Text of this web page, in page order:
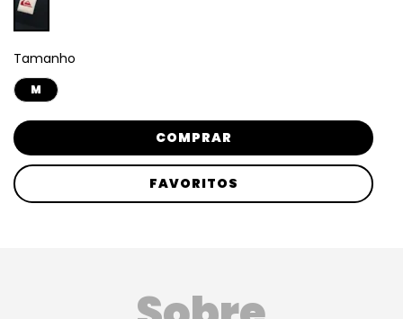
Tamanho
M
COMPRAR
FAVORITOS